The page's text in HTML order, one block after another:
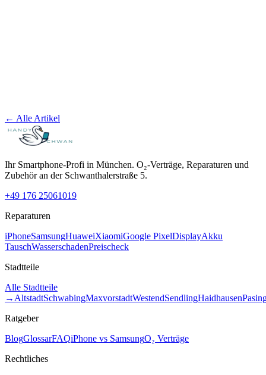
← Alle Artikel
Ihr Smartphone-Profi in München. O₂-Verträge, Reparaturen und
Zubehör an der Schwanthalerstraße 5.
+49 176 25061019
Reparaturen
iPhoneSamsungHuaweiXiaomiGoogle PixelDisplayAkku
TauschWasserschadenPreischeck
Stadtteile
Alle Stadtteile
→ AltstadtSchwabingMaxvorstadtWestendSendlingHaidhausen
Ratgeber
BlogGlossarFAQiPhone vs SamsungO₂ Verträge
Rechtliches